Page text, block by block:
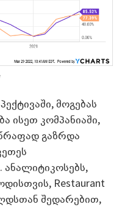
მოგებას
ისეთ კომპანიაში,
გაზრდა
ანალიტიკოსებს,
Restaurant
შედარებით,